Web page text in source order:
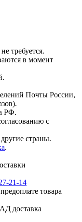
требуется.
в момент
Почты России,
РФ.
с
страны.
.
21-14
товара
доставка